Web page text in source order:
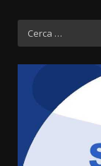
Ricerca
per: